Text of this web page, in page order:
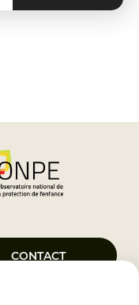
CONTACT
Protégée, créé le 5